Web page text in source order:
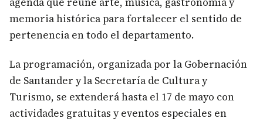
memoria histórica para fortalecer el sentido de
pertenencia en todo el departamento.
La programación, organizada por la Gobernación
de Santander y la Secretaría de Cultura y
Turismo, se extenderá hasta el 17 de mayo con
actividades gratuitas y eventos especiales en